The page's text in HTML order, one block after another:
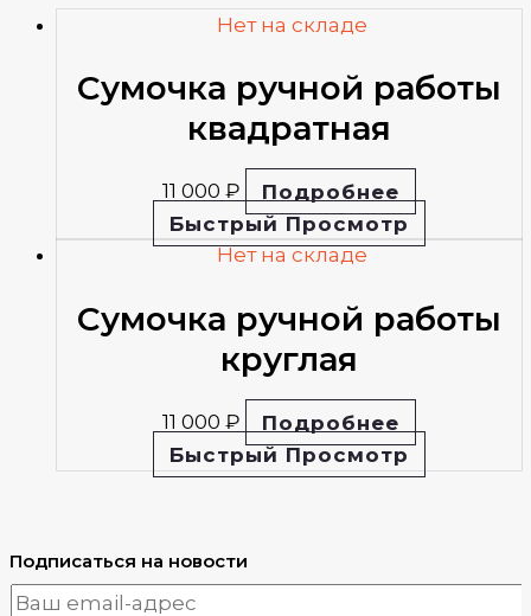
Нет на складе
Сумочка ручной работы
квадратная
11 000₽
Подробнее
Быстрый Просмотр
Нет на складе
Сумочка ручной работы
круглая
11 000₽
Подробнее
Быстрый Просмотр
Подписаться на новости